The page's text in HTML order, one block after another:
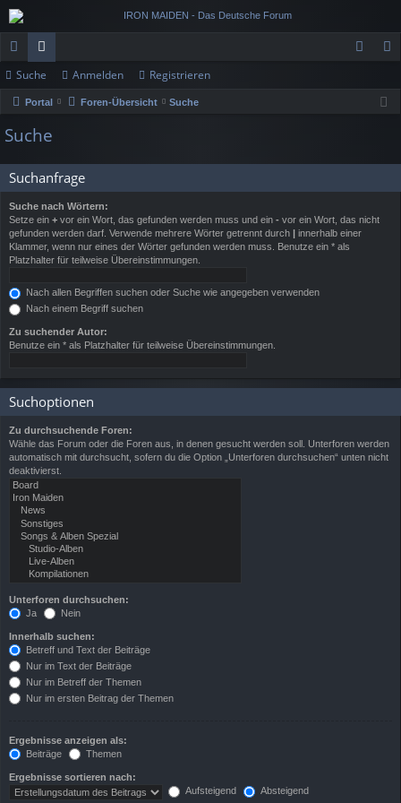
ch
ne
llz
ug
rif
f
or
en
de
n
ist
re
n
Suche Anmelden Registrieren
Portal Foren-Übersicht Suche
Suche
Suchanfrage
Suche nach Wörtern:
Setze ein + vor ein Wort, das gefunden werden muss und ein - vor ein Wort, das nicht
gefunden werden darf. Verwende mehrere Wörter getrennt durch | innerhalb einer
Klammer, wenn nur eines der Wörter gefunden werden muss. Benutze ein * als
Platzhalter für teilweise Übereinstimmungen.
Nach allen Begriffen suchen oder Suche wie angegeben verwenden
Nach einem Begriff suchen
Zu suchender Autor:
Benutze ein * als Platzhalter für teilweise Übereinstimmungen.
Suchoptionen
Zu durchsuchende Foren:
Wähle das Forum oder die Foren aus, in denen gesucht werden soll. Unterforen werden
automatisch mit durchsucht, sofern du die Option „Unterforen durchsuchen“ unten nicht
deaktivierst.
Unterforen durchsuchen:
Ja
Nein
Innerhalb suchen:
Betreff und Text der Beiträge
Nur im Text der Beiträge
Nur im Betreff der Themen
Nur im ersten Beitrag der Themen
Ergebnisse anzeigen als:
Beiträge
Themen
Ergebnisse sortieren nach:
Aufsteigend
Absteigend